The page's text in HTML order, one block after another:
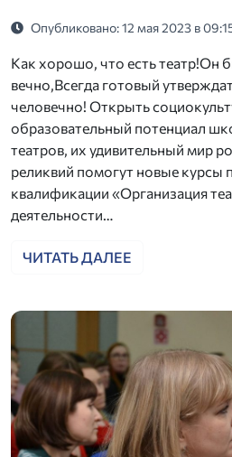
Опубликовано: 12 мая 2023 в
Как хорошо, что есть театр!Он
вечно,Всегда готовый
человечно! Открыть
образовательный потенциал
театров, их удивительный мир
реликвий помогут новые курсы
квалификации «Организация
деятельности…
ЧИТАТЬ ДАЛЕЕ